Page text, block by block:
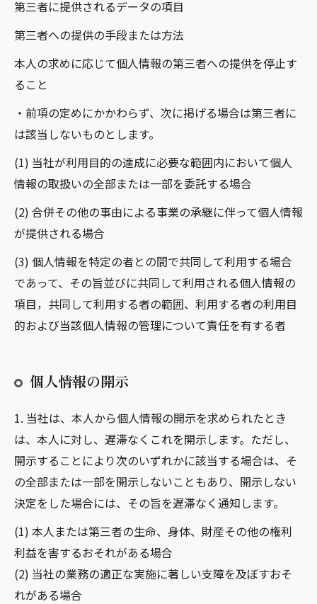
第三者に提供されるデータの項目
第三者への提供の手段または方法
本人の求めに応じて個人情報の第三者への提供を停止す
ること
・前項の定めにかかわらず、次に掲げる場合は第三者に
は該当しないものとします。
(1) 当社が利用目的の達成に必要な範囲内において個人
情報の取扱いの全部または一部を委託する場合
(2) 合併その他の事由による事業の承継に伴って個人情報
が提供される場合
(3) 個人情報を特定の者との間で共同して利用する場合
であって、その旨並びに共同して利用される個人情報の
項目，共同して利用する者の範囲、利用する者の利用目
的および当該個人情報の管理について責任を有する者
個人情報の開示
1. 当社は、本人から個人情報の開示を求められたとき
は、本人に対し、遅滞なくこれを開示します。ただし、
開示することにより次のいずれかに該当する場合は、そ
の全部または一部を開示しないこともあり、開示しない
決定をした場合には、その旨を遅滞なく通知します。
(1) 本人または第三者の生命、身体、財産その他の権利
利益を害するおそれがある場合
(2) 当社の業務の適正な実施に著しい支障を及ぼすおそ
れがある場合